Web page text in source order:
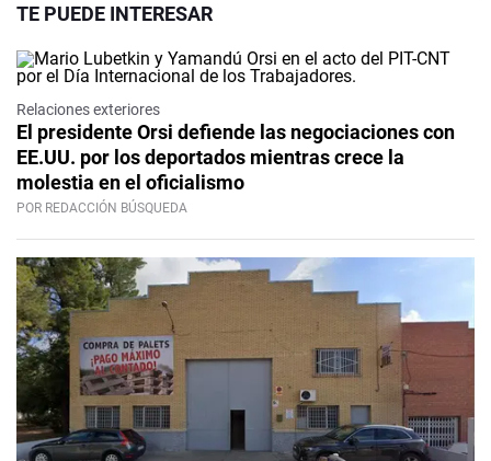
TE PUEDE INTERESAR
Relaciones exteriores
El presidente Orsi defiende las negociaciones con
EE.UU. por los deportados mientras crece la
molestia en el oficialismo
POR REDACCIÓN BÚSQUEDA